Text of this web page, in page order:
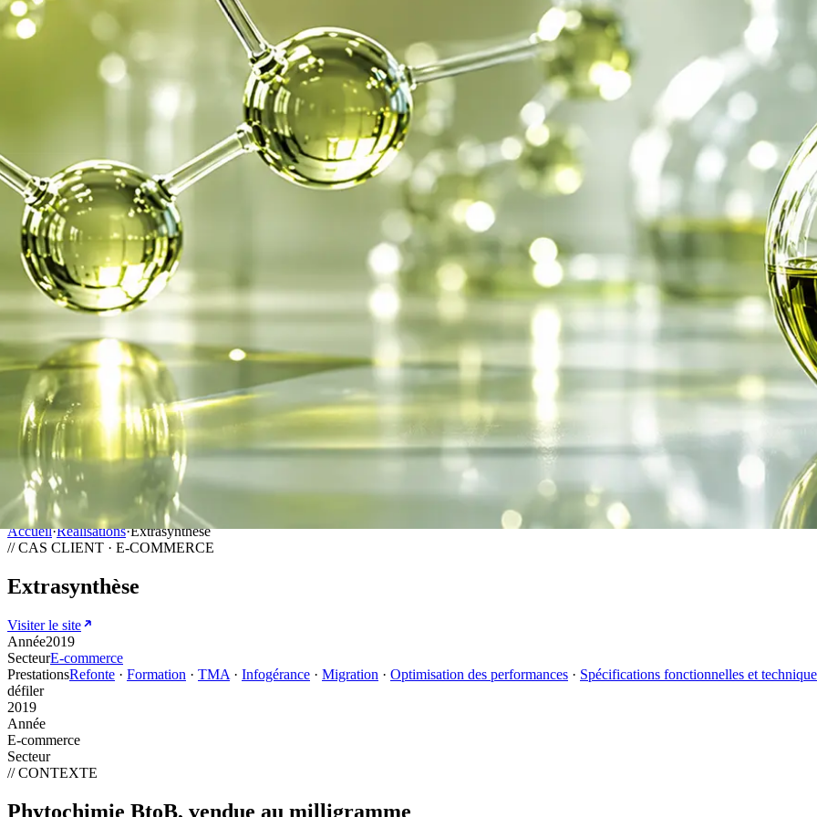
Accueil·Réalisations·Extrasynthèse
// CAS CLIENT · E-COMMERCE
Extrasynthèse
Visiter le site
Année2019
SecteurE-commerce
PrestationsRefonte · Formation · TMA · Infogérance · Migration · Optimisation des performances · Spécifications fonctionnelles et
défiler
2019
Année
E-commerce
Secteur
// CONTEXTE
Phytochimie BtoB, vendue au milligramme